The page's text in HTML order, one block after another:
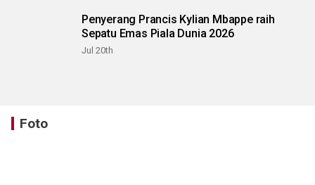
Penyerang Prancis Kylian Mbappe raih
Sepatu Emas Piala Dunia 2026
Jul 20th
Foto